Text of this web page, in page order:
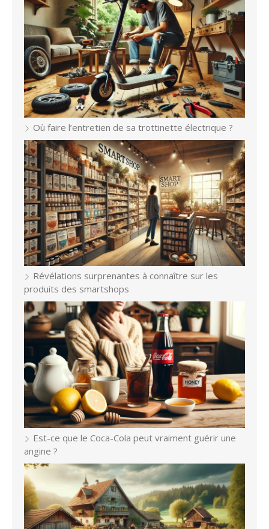
Où faire l’entretien de sa trottinette électrique ?
Révélations surprenantes à connaître sur les
produits des smartshops
Est-ce que le Coca-Cola peut vraiment guérir une
angine ?